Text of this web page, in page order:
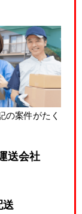
の案件がたく
送会社
送